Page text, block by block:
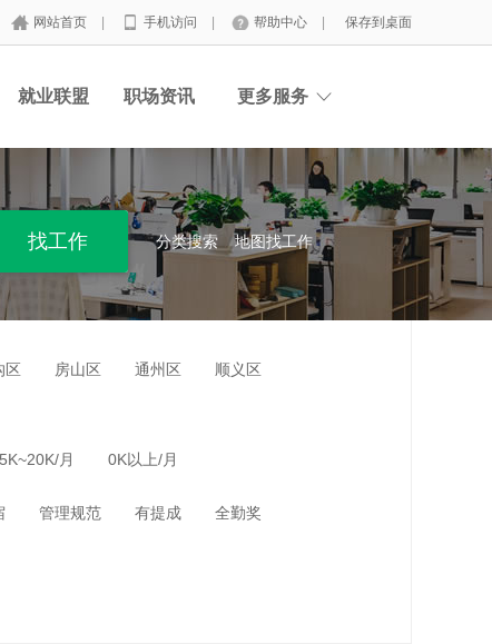
网站首页 手机访问 帮助中心 保存到桌面
就业联盟 职场资讯 更多服务
分类搜索 地图找工作
区 房山区 通州区 顺义区
月 0K以上/月
管理规范 有提成 全勤奖